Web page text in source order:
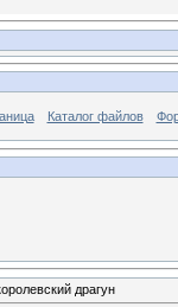
Каталог файлов
драгун